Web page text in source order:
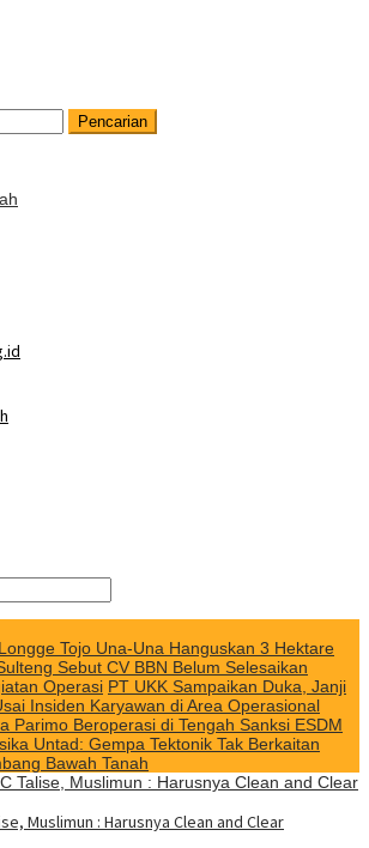
Pencarian
Tojo Una-Una Hanguskan 3 Hektare
Sebut CV BBN Belum Selesaikan
Operasi PT UKK Sampaikan Duka, Janji
Insiden Karyawan di Area Operasional
Parimo Beroperasi di Tengah Sanksi ESDM
Untad: Gempa Tektonik Tak Berkaitan
Bawah Tanah
Muslimun : Harusnya Clean and Clear